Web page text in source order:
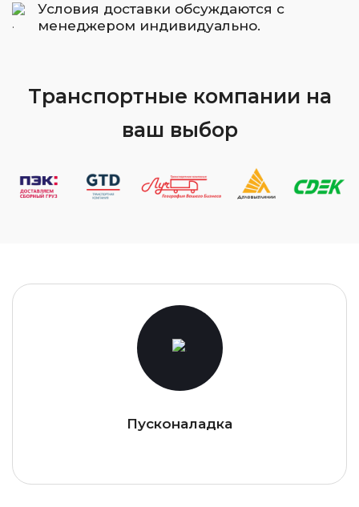
Условия доставки обсуждаются с
менеджером индивидуально.
Транспортные компании на
ваш выбор
Пусконаладка